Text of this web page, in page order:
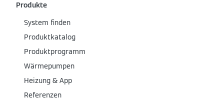
Produkte
System finden
Produktkatalog
Produktprogramm
Wärmepumpen
Heizung & App
Referenzen